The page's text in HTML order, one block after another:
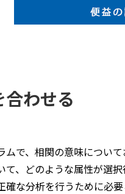
わせる
ムで、相関の意味につい
て、どのような属性が選
確な分析を行うために必